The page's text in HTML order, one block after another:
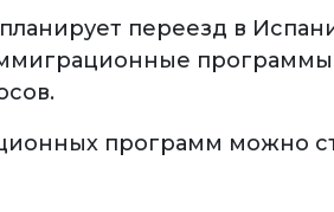
переезд в
программ можно